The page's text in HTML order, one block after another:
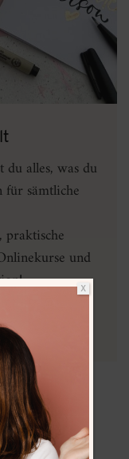
alles, was du
für sämtliche
praktische
und
X